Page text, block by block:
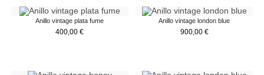
Anillo vintage plata fume
400,00€
Anillo vintage london blue
900,00 €